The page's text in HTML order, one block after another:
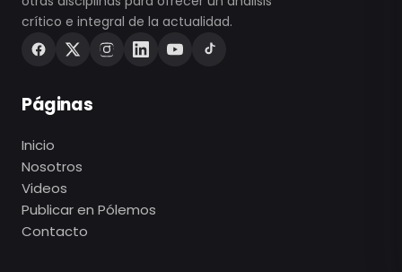
crítico e integral de la actualidad.
Páginas
Inicio
Nosotros
Videos
Publicar en Pólemos
Contacto